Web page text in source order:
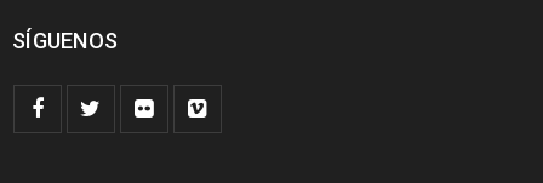
SÍGUENOS